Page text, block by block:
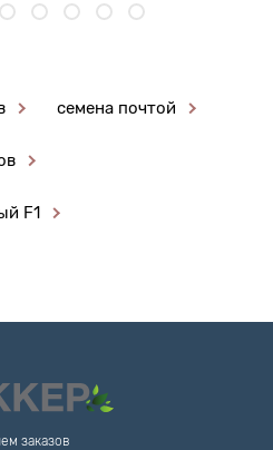
семена почтой
F1
заказов